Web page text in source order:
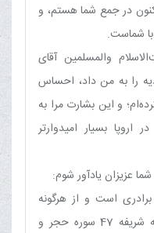
در جمع شما هستم، و
شماست.
والمسلمین آقای
را به من داد، احساس
و این بشارت مرا به
اروپا بسیار امیدوارتر
عزیزان یادآور شوم:
است و از هرگونه
تفرقه‌افکنی بیزار می‌باشد، مطابق آیه شریفه 47 سوره حجر و